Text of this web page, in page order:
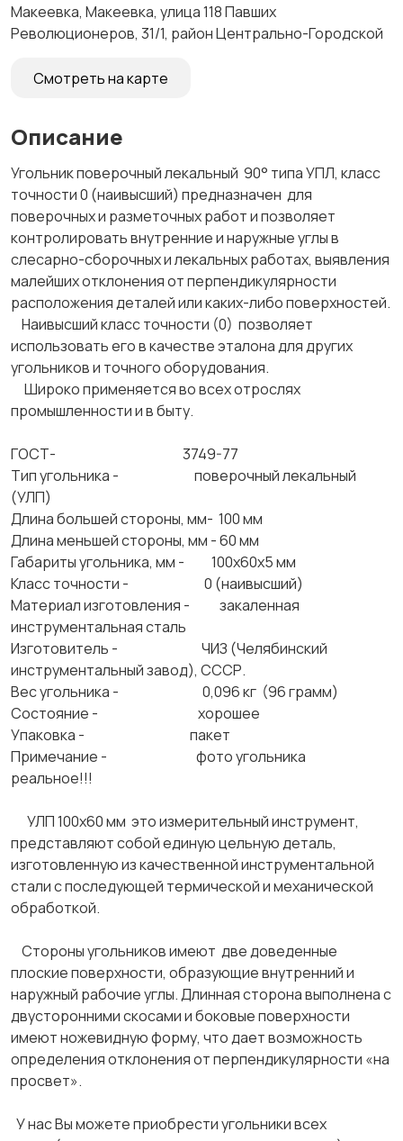
Макеевка, Макеевка, улица 118 Павших
Революционеров, 31/1, район Центрально-Городской
Смотреть на карте
Описание
Угольник поверочный лекальный 90° типа УПЛ, класс
точности 0 (наивысший) предназначен для
поверочных и разметочных работ и позволяет
контролировать внутренние и наружные углы в
слесарно-сборочных и лекальных работах, выявления
малейших отклонения от перпендикулярности
расположения деталей или каких-либо поверхностей.
Наивысший класс точности (0) позволяет
использовать его в качестве эталона для других
угольников и точного оборудования.
Широко применяется во всех отрослях
промышленности и в быту.
ГОСТ- 3749-77
Тип угольника - поверочный лекальный
(УЛП)
Длина большей стороны, мм- 100 мм
Длина меньшей стороны, мм - 60 мм
Габариты угольника, мм - 100х60х5 мм
Класс точности - 0 (наивысший)
Материал изготовления - закаленная
инструментальная сталь
Изготовитель - ЧИЗ (Челябинский
инструментальный завод), СССР.
Вес угольника - 0,096 кг (96 грамм)
Состояние - хорошее
Упаковка - пакет
Примечание - фото угольника
реальное!!!
УЛП 100х60 мм это измерительный инструмент,
представляют собой единую цельную деталь,
изготовленную из качественной инструментальной
стали с последующей термической и механической
обработкой.
Стороны угольников имеют две доведенные
плоские поверхности, образующие внутренний и
наружный рабочие углы. Длинная сторона выполнена с
двусторонними скосами и боковые поверхности
имеют ножевидную форму, что дает возможность
определения отклонения от перпендикулярности «на
просвет».
У нас Вы можете приобрести угольники всех